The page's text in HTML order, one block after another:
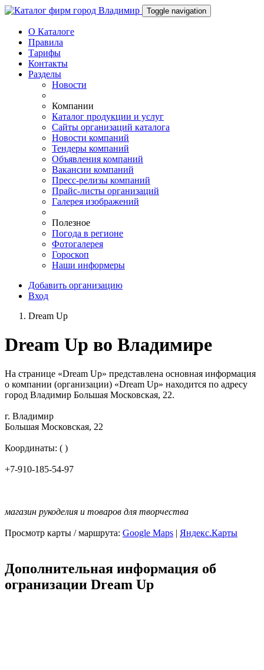
Toggle navigation
О Каталоге
Правила
Тарифы
Контакты
Разделы
Новости
Компании
Каталог продукции и услуг
Сайты организаций каталога
Новости компаний
Тендеры компаний
Объявления компаний
Вакансии компаний
Пресс-релизы компаний
Прайс-листы организаций
Галерея изображений
Полезное
Погода в регионе
Фотогалерея
Гороскоп
Наши информеры
Добавить организацию
Вход
Dream Up
Dream Up во Владимире
На странице «Dream Up» представлена основная информация
о компании (организации) «Dream Up» находится по адресу
город Владимир Большая Московская, 22.
г. Владимир
Большая Московская, 22
Координаты: ( )
+7-910-185-54-97
магазин рукоделия и товаров для творчества
Просмотр карты / маршрута: Google Maps | Яндекс.Карты
Дополнительная информация об
огранизации Dream Up